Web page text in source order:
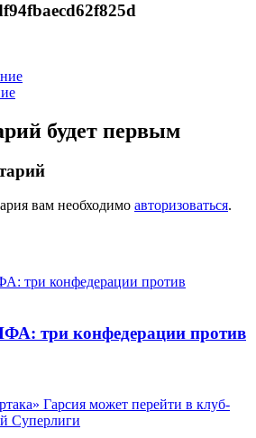
будет первым
вам необходимо авторизоваться.
три конфедерации против